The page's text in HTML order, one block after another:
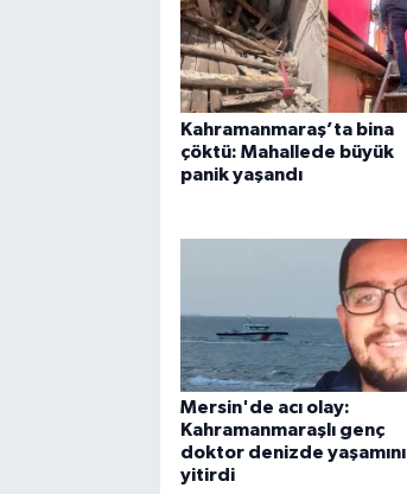
Kahramanmaraş’ta bina
çöktü: Mahallede büyük
panik yaşandı
Mersin'de acı olay:
Kahramanmaraşlı genç
doktor denizde yaşamını
yitirdi